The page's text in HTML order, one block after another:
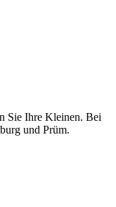
Sie Ihre Kleinen. Bei
und Prüm.